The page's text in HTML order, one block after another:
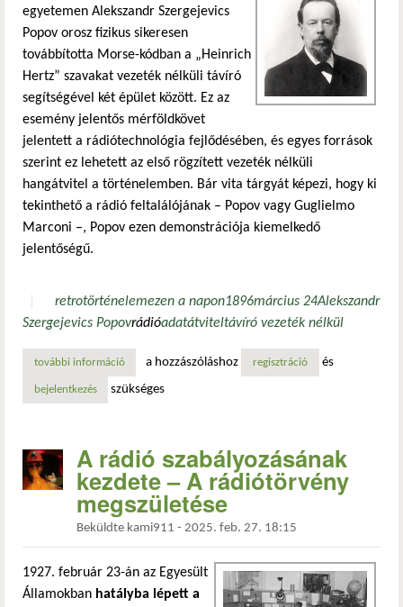
egyetemen Alekszandr Szergejevics
Popov orosz fizikus sikeresen
továbbította Morse-kódban a „Heinrich
Hertz” szavakat vezeték nélküli távíró
segítségével két épület között. Ez az
esemény jelentős mérföldkövet
jelentett a rádiótechnológia fejlődésében, és egyes források
szerint ez lehetett az első rögzített vezeték nélküli
hangátvitel a történelemben.​ Bár vita tárgyát képezi, hogy ki
tekinthető a rádió feltalálójának – Popov vagy Guglielmo
Marconi –, Popov ezen demonstrációja kiemelkedő
jelentőségű.
retrotörténelemezen a napon1896március 24Alekszandr
Szergejevics Popovrádióadatátviteltávíró vezeték nélkül
további információalekszandr popov és az első nyilvános vezeték nélküli
a hozzászóláshoz regisztráció és
bejelentkezés szükséges
A rádió szabályozásának
kezdete – A rádiótörvény
megszületése
Beküldte kami911 - 2025. feb. 27. 18:15
1927. február 23-án az Egyesült
Államokban hatályba lépett a